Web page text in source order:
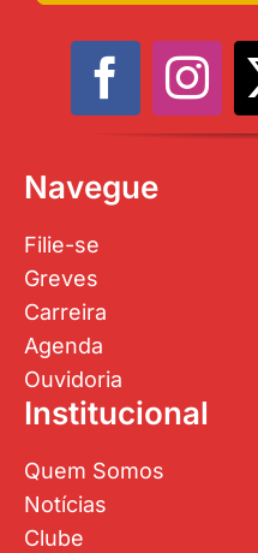
Navegue
Filie-se
Greves
Carreira
Agenda
Ouvidoria
Institucional
Quem Somos
Notícias
Clube